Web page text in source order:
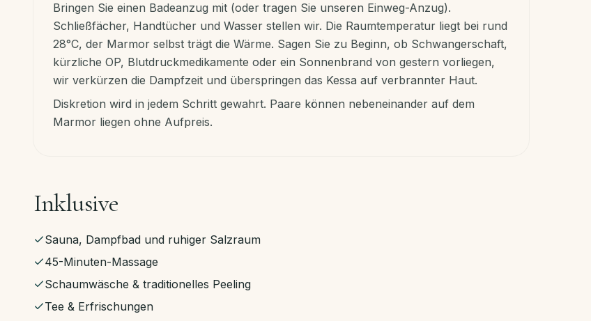
Bringen Sie einen Badeanzug mit (oder tragen Sie unseren Einweg-Anzug).
Schließfächer, Handtücher und Wasser stellen wir. Die Raumtemperatur liegt bei rund
28°C, der Marmor selbst trägt die Wärme. Sagen Sie zu Beginn, ob Schwangerschaft,
kürzliche OP, Blutdruckmedikamente oder ein Sonnenbrand von gestern vorliegen,
wir verkürzen die Dampfzeit und überspringen das Kessa auf verbrannter Haut.
Diskretion wird in jedem Schritt gewahrt. Paare können nebeneinander auf dem
Marmor liegen ohne Aufpreis.
Inklusive
Sauna, Dampfbad und ruhiger Salzraum
45-Minuten-Massage
Schaumwäsche & traditionelles Peeling
Tee & Erfrischungen